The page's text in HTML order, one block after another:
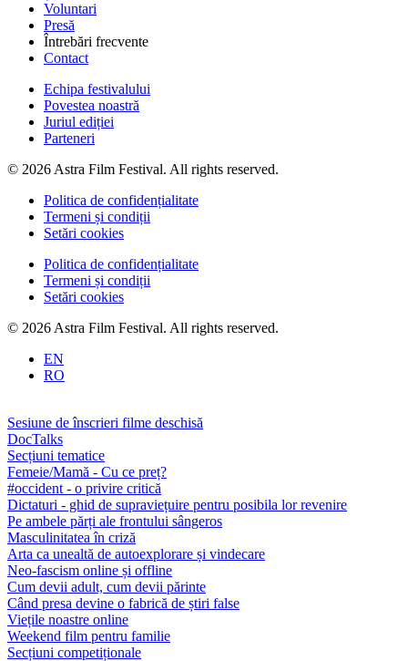
Voluntari
Presă
Întrebări frecvente
Contact
Echipa festivalului
Povestea noastră
Juriul ediției
Parteneri
© 2026 Astra Film Festival. All rights reserved.
Politica de confidențialitate
Termeni și condiții
Setări cookies
Politica de confidențialitate
Termeni și condiții
Setări cookies
© 2026 Astra Film Festival. All rights reserved.
EN
RO
Sesiune de înscrieri filme deschisă
DocTalks
Secțiuni tematice
Femeie/Mamă - Cu ce preț?
#occident - o privire critică
Dictaturi - ghid de supraviețuire pentru posibila lor revenire
Pe ambele părți ale frontului sângeros
Masculinitatea în criză
Arta ca unealtă de autoexplorare și vindecare
Neo-fascism online și offline
Cum devii adult, cum devii părinte
Când presa devine o fabrică de știri false
Viețile noastre online
Weekend film pentru familie
Secțiuni competiționale